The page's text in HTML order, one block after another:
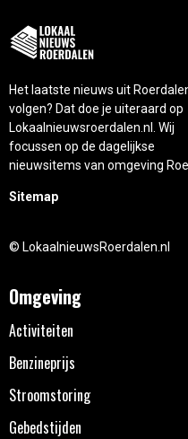
Het laatste nieuws uit
volgen? Dat doe je uiteraard op
Lokaalnieuwsroerdalen.nl. Wij
focussen op de dagelijkse
nieuwsitems van omgeving
Sitemap
© LokaalnieuwsRoerdalen.nl
Omgeving
Activiteiten
Benzineprijs
Stroomstoring
Gebedstijden